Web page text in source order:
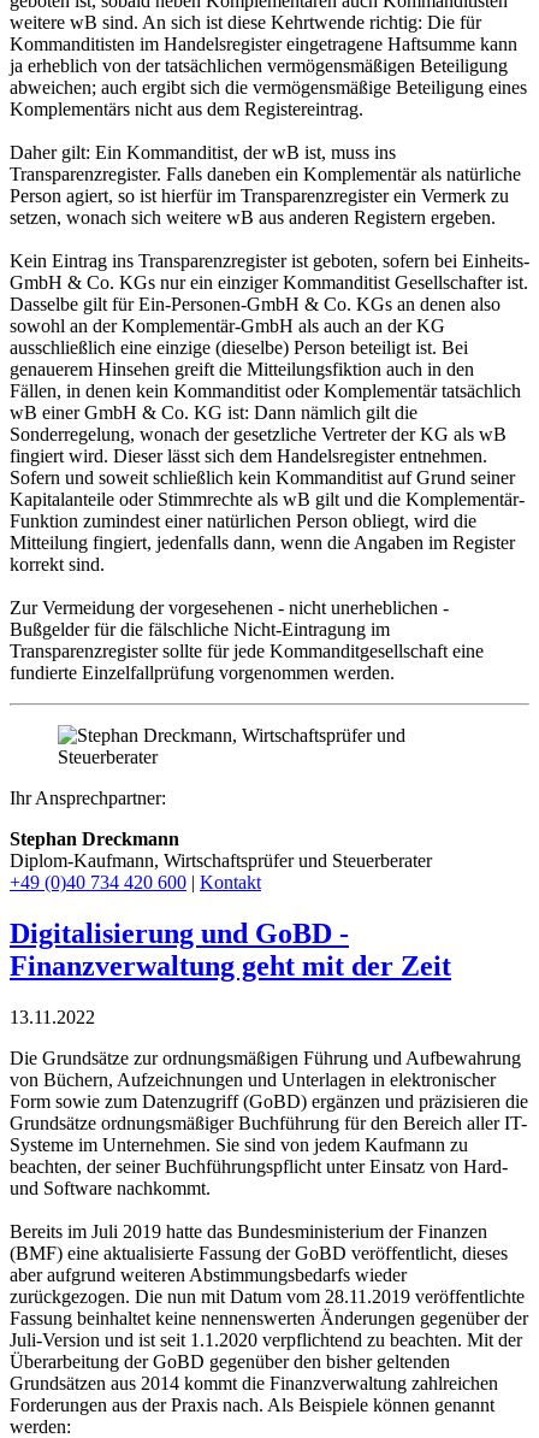
weitere wB sind. An sich ist diese Kehrtwende richtig: Die für
Kommanditisten im Handelsregister eingetragene Haftsumme kann
ja erheblich von der tatsächlichen vermögensmäßigen Beteiligung
abweichen; auch ergibt sich die vermögensmäßige Beteiligung eines
Komplementärs nicht aus dem Registereintrag.
Daher gilt: Ein Kommanditist, der wB ist, muss ins
Transparenzregister. Falls daneben ein Komplementär als natürliche
Person agiert, so ist hierfür im Transparenzregister ein Vermerk zu
setzen, wonach sich weitere wB aus anderen Registern ergeben.
Kein Eintrag ins Transparenzregister ist geboten, sofern bei Einheits-
GmbH & Co. KGs nur ein einziger Kommanditist Gesellschafter ist.
Dasselbe gilt für Ein-Personen-GmbH & Co. KGs an denen also
sowohl an der Komplementär-GmbH als auch an der KG
ausschließlich eine einzige (dieselbe) Person beteiligt ist. Bei
genauerem Hinsehen greift die Mitteilungsfiktion auch in den
Fällen, in denen kein Kommanditist oder Komplementär tatsächlich
wB einer GmbH & Co. KG ist: Dann nämlich gilt die
Sonderregelung, wonach der gesetzliche Vertreter der KG als wB
fingiert wird. Dieser lässt sich dem Handelsregister entnehmen.
Sofern und soweit schließlich kein Kommanditist auf Grund seiner
Kapitalanteile oder Stimmrechte als wB gilt und die Komplementär-
Funktion zumindest einer natürlichen Person obliegt, wird die
Mitteilung fingiert, jedenfalls dann, wenn die Angaben im Register
korrekt sind.
Zur Vermeidung der vorgesehenen - nicht unerheblichen -
Bußgelder für die fälschliche Nicht-Eintragung im
Transparenzregister sollte für jede Kommanditgesellschaft eine
fundierte Einzelfallprüfung vorgenommen werden.
Ihr Ansprechpartner:
Stephan Dreckmann
Diplom-Kaufmann, Wirtschaftsprüfer und Steuerberater
+49 (0)40 734 420 600 | Kontakt
Digitalisierung und GoBD -
Finanzverwaltung geht mit der Zeit
13.11.2022
Die Grundsätze zur ordnungsmäßigen Führung und Aufbewahrung
von Büchern, Aufzeichnungen und Unterlagen in elektronischer
Form sowie zum Datenzugriff (GoBD) ergänzen und präzisieren die
Grundsätze ordnungsmäßiger Buchführung für den Bereich aller IT-
Systeme im Unternehmen. Sie sind von jedem Kaufmann zu
beachten, der seiner Buchführungspflicht unter Einsatz von Hard-
und Software nachkommt.
Bereits im Juli 2019 hatte das Bundesministerium der Finanzen
(BMF) eine aktualisierte Fassung der GoBD veröffentlicht, dieses
aber aufgrund weiteren Abstimmungsbedarfs wieder
zurückgezogen. Die nun mit Datum vom 28.11.2019 veröffentlichte
Fassung beinhaltet keine nennenswerten Änderungen gegenüber der
Juli-Version und ist seit 1.1.2020 verpflichtend zu beachten. Mit der
Überarbeitung der GoBD gegenüber den bisher geltenden
Grundsätzen aus 2014 kommt die Finanzverwaltung zahlreichen
Forderungen aus der Praxis nach. Als Beispiele können genannt
werden: